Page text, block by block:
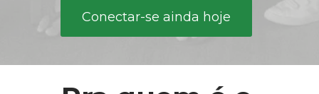
Conectar-se ainda hoje